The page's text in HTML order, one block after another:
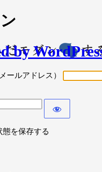
by
ールアドレス）
態を保存する